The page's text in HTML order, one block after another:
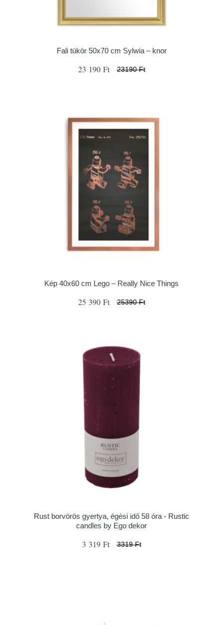
Fali tükör 50x70 cm Sylwia – knor
23 190 Ft 23190 Ft
Kép 40x60 cm Lego – Really Nice Things
25 390 Ft 25390 Ft
Rust borvörös gyertya, égési idő 58 óra - Rustic
candles by Ego dekor
3 319 Ft 3319 Ft